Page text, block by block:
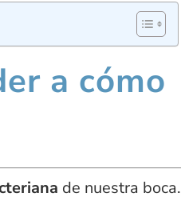
a cómo
de nuestra boca.